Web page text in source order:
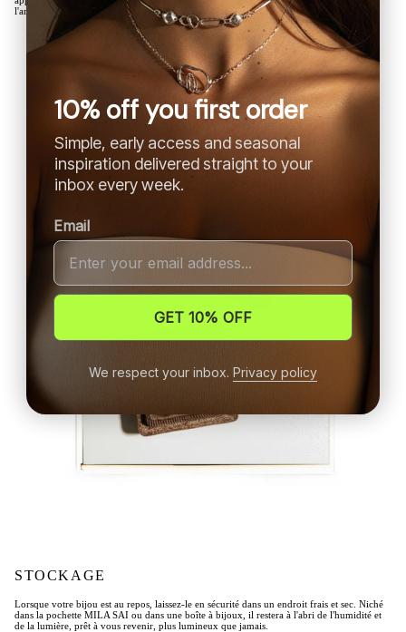
l'argent.
STOCKAGE
Lorsque votre bijou est au repos, laissez-le en sécurité dans un endroit frais et sec. Niché
dans la pochette MILA SAI ou dans une boîte à bijoux, il restera à l'abri de l'humidité et
de la lumière, prêt à vous revenir, plus lumineux que jamais.
10% off you first order
Simple, early access and seasonal
inspiration delivered straight to your
inbox every week.
Email
GET 10% OFF
We respect your inbox. Privacy policy